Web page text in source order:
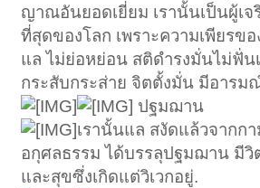
ญาณอันยอดเยี่ยม เรานั้นเป็นผู้เจ
ที่สุดของโลก เพราะความเพียรขอ
แล ไม่ย่อหย่อน สติดำรงมั่นไม่ฟั่น
กระสับกระส่าย จิตตั้งมั่น มีอารม
ปฐมฌาน
เรานั้นแล สงัดแล้วจากก
อกุศลธรรม ได้บรรลุปฐมฌาน มีวิ
และสุขซึ่งเกิดแต่วิเวกอยู่.